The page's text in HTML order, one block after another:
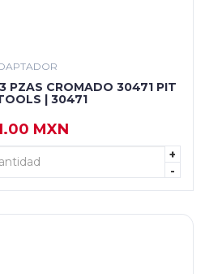
PZAS CROMADO 30471 PIT
| 30471
MXN
+
-